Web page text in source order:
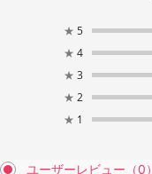
★ 5
★ 4
★ 3
★ 2
★ 1
ユーザーレビュー （0）